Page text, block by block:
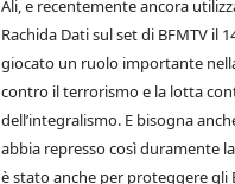
Ali, e recentemente ancora
Rachida Dati sul set di BFMTV il
giocato un ruolo importante
contro il terrorismo e la lotta
dell’integralismo. E bisogna
abbia represso così duramente
è stato anche per proteggere gli